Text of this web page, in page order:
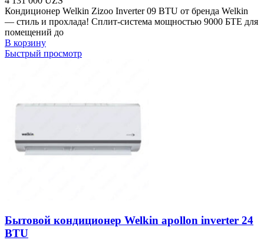
Кондиционер Welkin Zizoo Inverter 09 BTU от бренда Welkin
— стиль и прохлада! Сплит-система мощностью 9000 БТЕ для
помещений до
В корзину
Быстрый просмотр
Бытовой кондиционер Welkin apollon inverter 24
BTU